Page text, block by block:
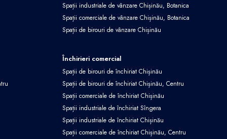
Spații industriale de vânzare Chișinău, Botanica
Spații comerciale de vânzare Chișinău, Botanica
Spații de birouri de vânzare Chișinău
Închirieri comercial
Spații de birouri de închiriat Chișinău
Spații de birouri de închiriat Chișinău, Centru
Spații comerciale de închiriat Chișinău
Spații industriale de închiriat Sîngera
Spații industriale de închiriat Chișinău
Spații comerciale de închiriat Chișinău, Centru